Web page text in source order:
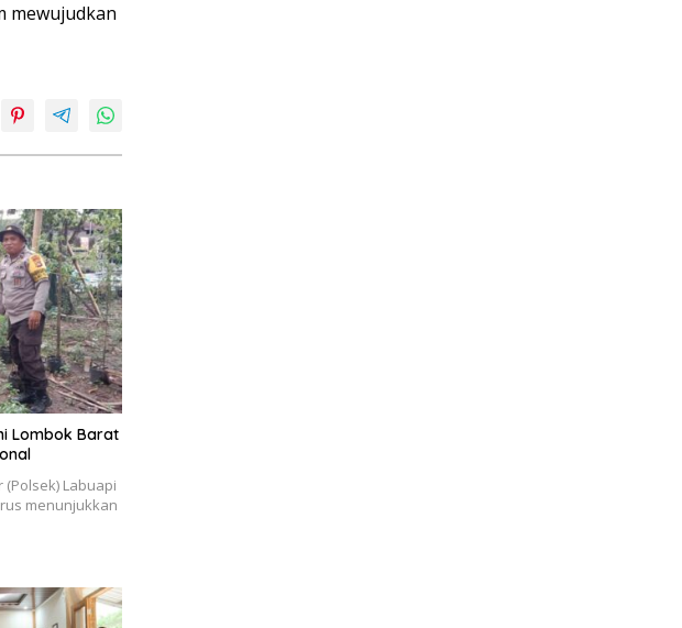
mewujudkan
Lombok Barat
(Polsek) Labuapi
menunjukkan